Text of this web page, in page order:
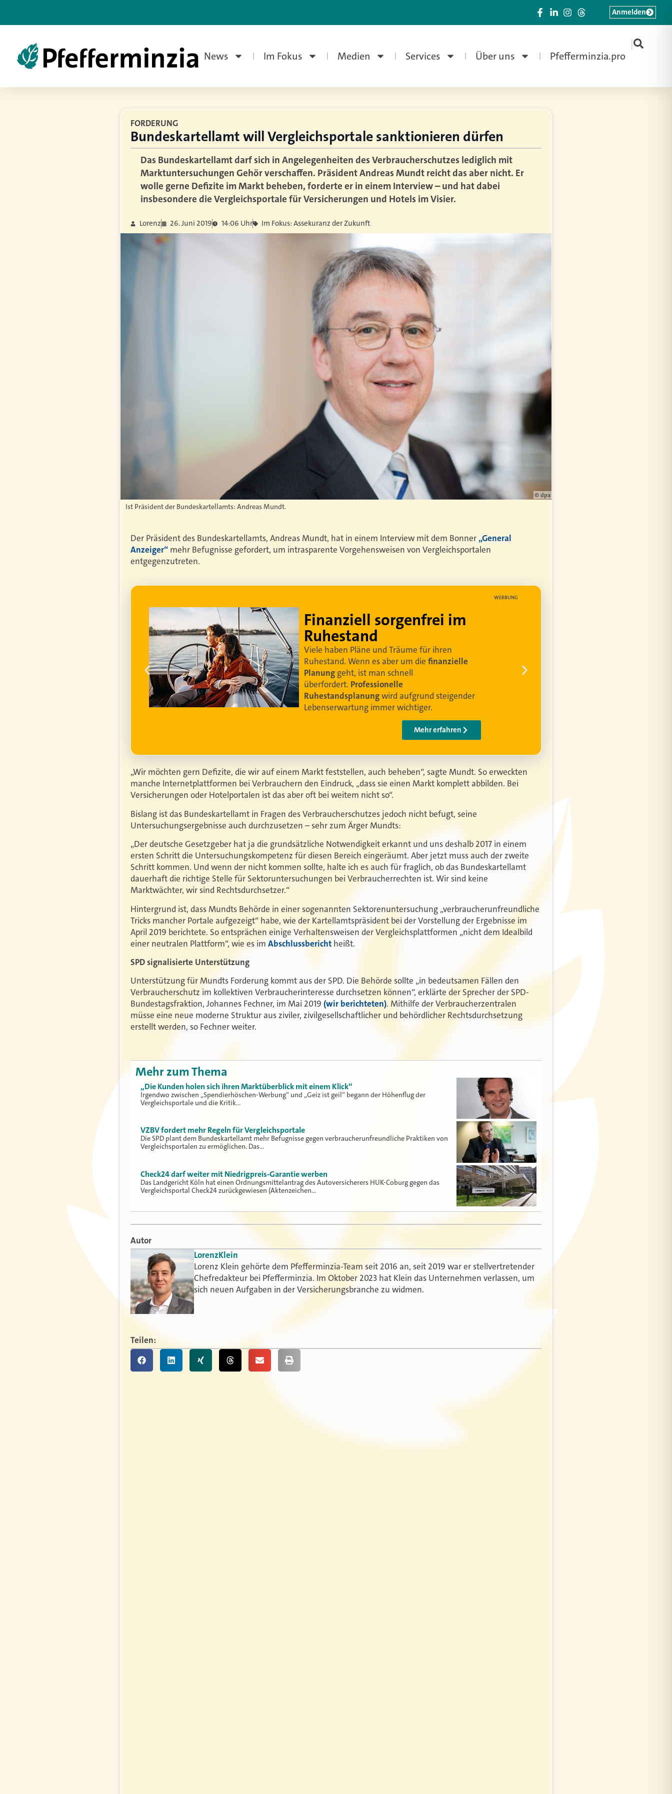
News Im Fokus Medien Services Über uns Pfefferminzia.pro
|
Anmelden
FORDERUNG
Bundeskartellamt will Vergleichsportale sanktionieren dürfen
Das Bundeskartellamt darf sich in Angelegenheiten des Verbraucherschutzes lediglich mit
Marktuntersuchungen Gehör verschaffen. Präsident Andreas Mundt reicht das aber nicht. Er
wolle gerne Defizite im Markt beheben, forderte er in einem Interview – und hat dabei
insbesondere die Vergleichsportale für Versicherungen und Hotels im Visier.
Lorenz 26. Juni 2019 14:06 Uhr Im Fokus: Assekuranz der Zukunft
© dpa
Ist Präsident der Bundeskartellamts: Andreas Mundt.
Der Präsident des Bundeskartellamts, Andreas Mundt, hat in einem Interview mit dem Bonner „General
Anzeiger“ mehr Befugnisse gefordert, um intrasparente Vorgehensweisen von Vergleichsportalen
entgegenzutreten.
WERBUNG
Lebe dein bestes Leben
Um sorgenfrei in den Ruhestand zu blicken,
braucht esprofessionelle Ruhestandsplanung
Damit Ihre Kundinnen und Kunden
ihr bestes
Leben leben können
Video anschauen
„Wir möchten gern Defizite, die wir auf einem Markt feststellen, auch beheben“, sagte Mundt. So erweckten
manche Internetplattformen bei Verbrauchern den Eindruck, „dass sie einen Markt komplett abbilden. Bei
Versicherungen oder Hotelportalen ist das aber oft bei weitem nicht so“.
Bislang ist das Bundeskartellamt in Fragen des Verbraucherschutzes jedoch nicht befugt, seine
Untersuchungsergebnisse auch durchzusetzen – sehr zum Ärger Mundts:
„Der deutsche Gesetzgeber hat ja die grundsätzliche Notwendigkeit erkannt und uns deshalb 2017 in einem
ersten Schritt die Untersuchungskompetenz für diesen Bereich eingeräumt. Aber jetzt muss auch der zweite
Schritt kommen. Und wenn der nicht kommen sollte, halte ich es auch für fraglich, ob das Bundeskartellamt
dauerhaft die richtige Stelle für Sektoruntersuchungen bei Verbraucherrechten ist. Wir sind keine
Marktwächter, wir sind Rechtsdurchsetzer.“
Hintergrund ist, dass Mundts Behörde in einer sogenannten Sektorenuntersuchung „verbraucherunfreundliche
Tricks mancher Portale aufgezeigt“ habe, wie der Kartellamtspräsident bei der Vorstellung der Ergebnisse im
April 2019 berichtete. So entsprächen einige Verhaltensweisen der Vergleichsplattformen „nicht dem Idealbild
einer neutralen Plattform“, wie es im Abschlussbericht heißt.
SPD signalisierte Unterstützung
Unterstützung für Mundts Forderung kommt aus der SPD. Die Behörde sollte „in bedeutsamen Fällen den
Verbraucherschutz im kollektiven Verbraucherinteresse durchsetzen können“, erklärte der Sprecher der SPD-
Bundestagsfraktion, Johannes Fechner, im Mai 2019 (wir berichteten). Mithilfe der Verbraucherzentralen
müsse eine neue moderne Struktur aus ziviler, zivilgesellschaftlicher und behördlicher Rechtsdurchsetzung
erstellt werden, so Fechner weiter.
Mehr zum Thema
„Die Kunden holen sich ihren Marktüberblick mit einem Klick“
Irgendwo zwischen „Spendierhöschen-Werbung“ und „Geiz ist geil“ begann der Höhenflug der
Vergleichsportale und die Kritik…
VZBV fordert mehr Regeln für Vergleichsportale
Die SPD plant dem Bundeskartellamt mehr Befugnisse gegen verbraucherunfreundliche Praktiken von
Vergleichsportalen zu ermöglichen. Das…
Check24 darf weiter mit Niedrigpreis-Garantie werben
Das Landgericht Köln hat einen Ordnungsmittelantrag des Autoversicherers HUK-Coburg gegen das
Vergleichsportal Check24 zurückgewiesen (Aktenzeichen…
Autor
LorenzKlein
Lorenz Klein gehörte dem Pfefferminzia-Team seit 2016 an, seit 2019 war er stellvertretender
Chefredakteur bei Pfefferminzia. Im Oktober 2023 hat Klein das Unternehmen verlassen, um
sich neuen Aufgaben in der Versicherungsbranche zu widmen.
Teilen: